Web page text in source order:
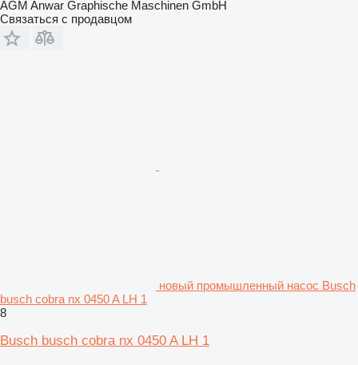
AGM Anwar Graphische Maschinen GmbH
Связаться с продавцом
новый промышленный насос Busch
busch cobra nx 0450 A LH 1
8
Busch busch cobra nx 0450 A LH 1